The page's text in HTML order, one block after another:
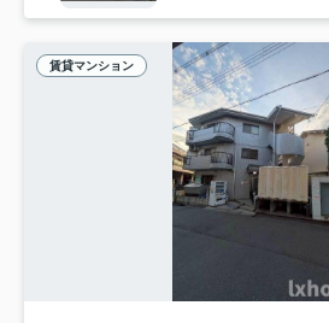
賃貸マンション